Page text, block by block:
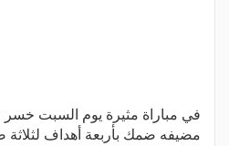
في مباراة مثيرة يوم السبت خسر
مضيفه ضمك بأربعة أهداف لثلاثة